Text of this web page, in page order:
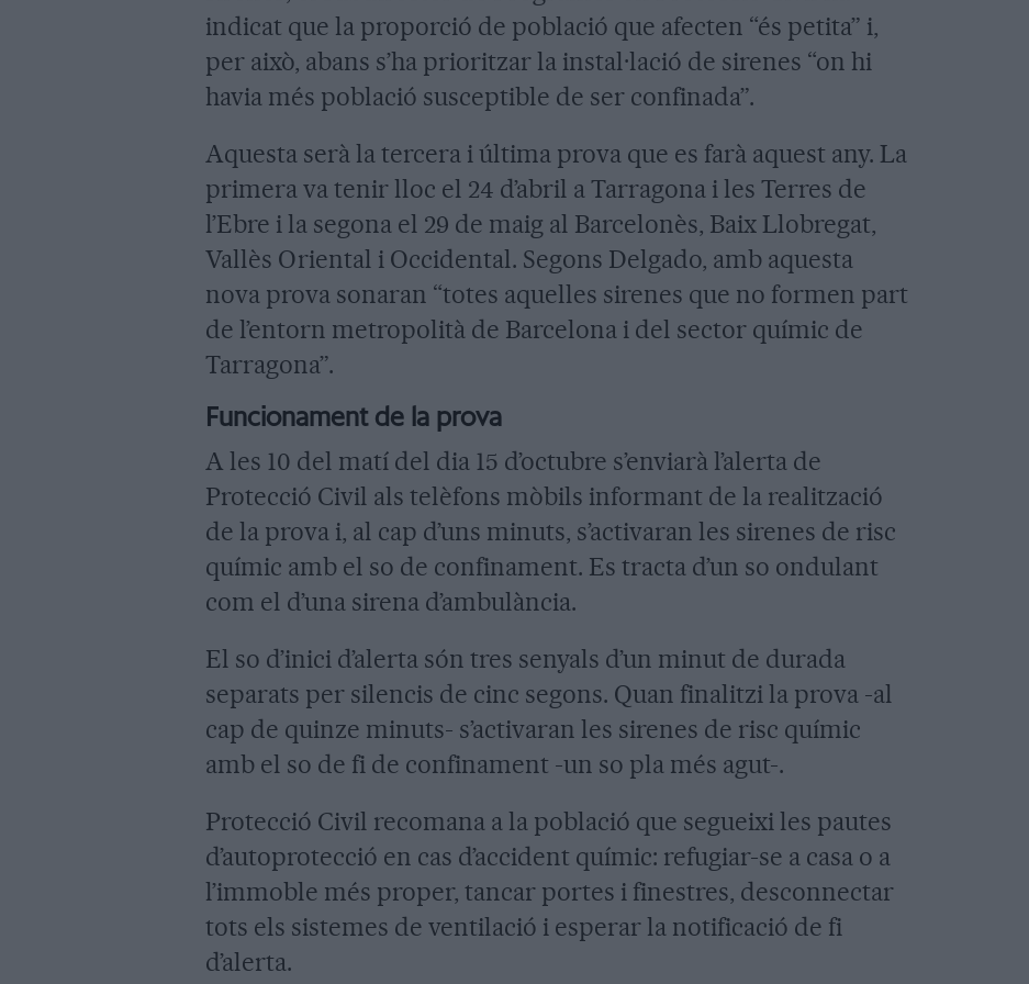
indicat que la proporció de població que afecten “és petita” i,
per això, abans s’ha prioritzar la instal·lació de sirenes “on hi
havia més població susceptible de ser confinada”.
Aquesta serà la tercera i última prova que es farà aquest any. La
primera va tenir lloc el 24 d’abril a Tarragona i les Terres de
l’Ebre i la segona el 29 de maig al Barcelonès, Baix Llobregat,
Vallès Oriental i Occidental. Segons Delgado, amb aquesta
nova prova sonaran “totes aquelles sirenes que no formen part
de l’entorn metropolità de Barcelona i del sector químic de
Tarragona”.
Funcionament de la prova
A les 10 del matí del dia 15 d’octubre s’enviarà l’alerta de
Protecció Civil als telèfons mòbils informant de la realització
de la prova i, al cap d’uns minuts, s’activaran les sirenes de risc
químic amb el so de confinament. Es tracta d’un so ondulant
com el d’una sirena d’ambulància.
El so d’inici d’alerta són tres senyals d’un minut de durada
separats per silencis de cinc segons. Quan finalitzi la prova -al
cap de quinze minuts- s’activaran les sirenes de risc químic
amb el so de fi de confinament -un so pla més agut-.
Protecció Civil recomana a la població que segueixi les pautes
d’autoprotecció en cas d’accident químic: refugiar-se a casa o a
l’immoble més proper, tancar portes i finestres, desconnectar
tots els sistemes de ventilació i esperar la notificació de fi
d’alerta.